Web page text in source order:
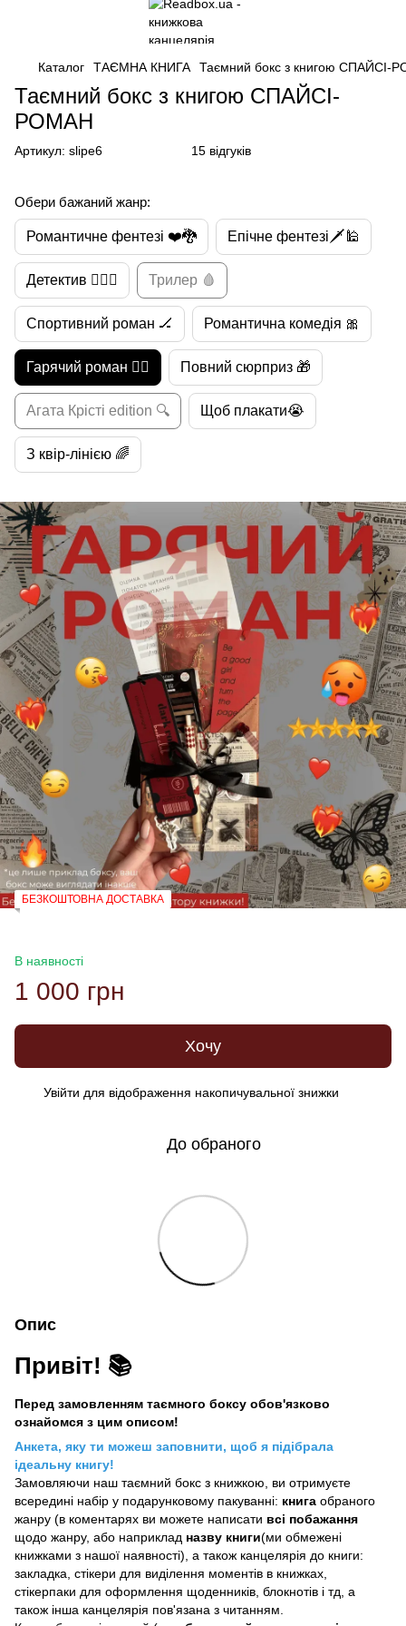
Каталог ТАЄМНА КНИГА Таємний бокс з книгою СПАЙСІ-
Таємний бокс з книгою СПАЙСІ-
РОМАН
Артикул: slipe6 15 відгуків
Обери бажаний жанр:
Романтичне фентезі ❤️🐉 Епічне фентезі🗡🕌
Детектив 🕵🏻‍♀️ Трилер 🩸
Спортивний роман 🏒 Романтична комедія 🎀
Гарячий роман ❤️‍🔥 Повний сюрприз 🎁
Агата Крісті edition 🔍 Щоб плакати😭
З квір-лінією 🌈
БЕЗКОШТОВНА ДОСТАВКА
В наявності
1 000 грн
Хочу
Увійти для відображення накопичувальної знижки
До обраного
Опис
Привіт! 📚
Перед замовленням таємного боксу обов'язково
ознайомся з цим описом!
Анкета, яку ти можеш заповнити, щоб я підібрала
ідеальну книгу!
Замовляючи наш таємний бокс з книжкою, ви отримуєте
всередині набір у подарунковому пакуванні: книга обраного
жанру (в коментарях ви можете написати всі побажання
щодо жанру, або наприклад назву книги(ми обмежені
книжками з нашої наявності), а також канцелярія до книги:
закладка, стікери для виділення моментів в книжках,
стікерпаки для оформлення щоденників, блокнотів і тд, а
також інша канцелярія пов'язана з читанням.